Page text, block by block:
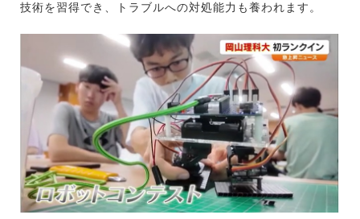
技術を習得でき、トラブルへの対処能力も養われます。